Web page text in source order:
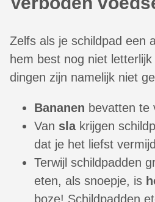
Zelfs als je schildpad een
hem best nog niet
dingen zijn namelijk niet
Bananen bevatten te
Van slakrijgen
dat je het liefst
Terwijl schildpadden
eten, als snoepje, is
boze! Schildpadden